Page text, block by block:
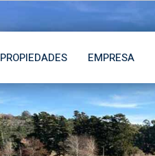
PROPIEDADES EMPRESA